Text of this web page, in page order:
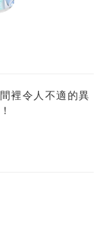
裡令人不適的異